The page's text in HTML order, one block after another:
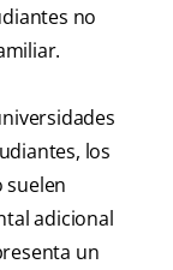
no
los
suelen
adicional
un